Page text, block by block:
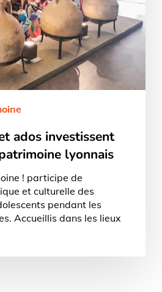
ados investissent
lyonnais
! participe de
et culturelle des
pendant les
Accueillis dans les lieux